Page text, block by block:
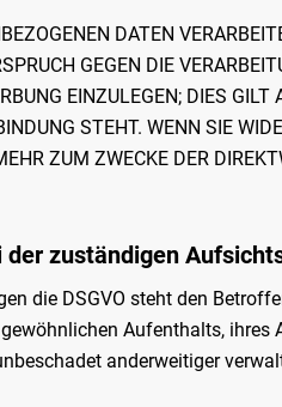
DATEN
GEGEN DIE
EINZULEGEN; DIES
STEHT. WENN SIE
ZUM ZWECKE DER
zuständigen
die DSGVO steht den
Aufenthalts,
anderweitiger